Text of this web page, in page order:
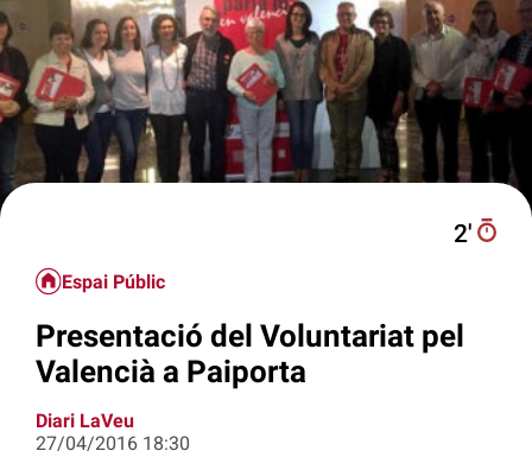
2′
Espai Públic
Presentació del Voluntariat pel
Valencià a Paiporta
Diari LaVeu
27/04/2016 18:30